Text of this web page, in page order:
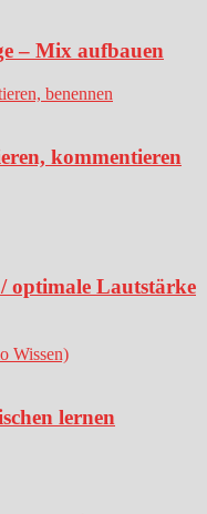
– Mix aufbauen
kommentieren
optimale Lautstärke
lernen